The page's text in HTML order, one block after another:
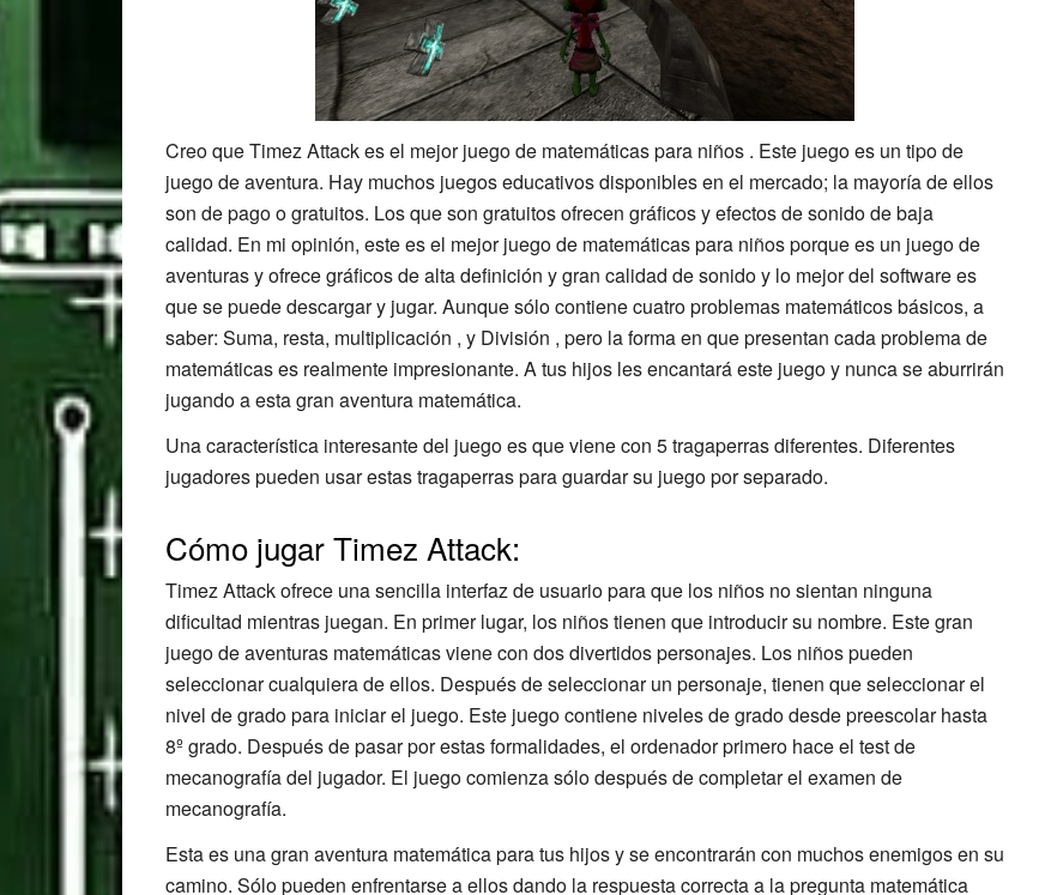
Creo que Timez Attack es el mejor juego de matemáticas para niños . Este juego es un tipo de
juego de aventura. Hay muchos juegos educativos disponibles en el mercado; la mayoría de ellos
son de pago o gratuitos. Los que son gratuitos ofrecen gráficos y efectos de sonido de baja
calidad. En mi opinión, este es el mejor juego de matemáticas para niños porque es un juego de
aventuras y ofrece gráficos de alta definición y gran calidad de sonido y lo mejor del software es
que se puede descargar y jugar. Aunque sólo contiene cuatro problemas matemáticos básicos, a
saber: Suma, resta, multiplicación , y División , pero la forma en que presentan cada problema de
matemáticas es realmente impresionante. A tus hijos les encantará este juego y nunca se aburrirán
jugando a esta gran aventura matemática.
Una característica interesante del juego es que viene con 5 tragaperras diferentes. Diferentes
jugadores pueden usar estas tragaperras para guardar su juego por separado.
Cómo jugar Timez Attack:
Timez Attack ofrece una sencilla interfaz de usuario para que los niños no sientan ninguna
dificultad mientras juegan. En primer lugar, los niños tienen que introducir su nombre. Este gran
juego de aventuras matemáticas viene con dos divertidos personajes. Los niños pueden
seleccionar cualquiera de ellos. Después de seleccionar un personaje, tienen que seleccionar el
nivel de grado para iniciar el juego. Este juego contiene niveles de grado desde preescolar hasta
8º grado. Después de pasar por estas formalidades, el ordenador primero hace el test de
mecanografía del jugador. El juego comienza sólo después de completar el examen de
mecanografía.
Esta es una gran aventura matemática para tus hijos y se encontrarán con muchos enemigos en su
camino. Sólo pueden enfrentarse a ellos dando la respuesta correcta a la pregunta matemática